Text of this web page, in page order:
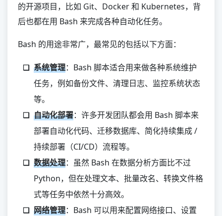
Crystal
的开源项目，比如 Git、Docker 和 Kubernetes，背
后也都在用 Bash 来完成各种自动化任务。
Bash 的用途非常广，最常见的包括以下方面：
系统管理：Bash 脚本适合用来做各种系统维护
任务，例如备份文件、清理日志、监控系统状态
等。
自动化部署：许多开发团队都会用 Bash 脚本来
部署自动化代码、迁移数据库、简化持续集成 /
持续部署（CI/CD）流程等。
数据处理：虽然 Bash 在数据分析方面比不过
Python，但在处理文本、批量改名、转换文件格
式等任务中依然十分高效。
网络管理：Bash 可以用来配置网络接口、设置